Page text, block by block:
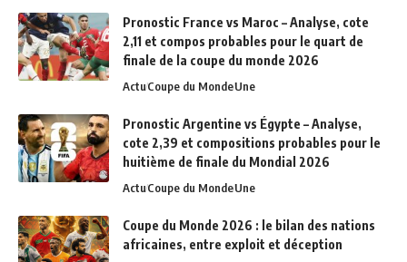
Pronostic France vs Maroc – Analyse, cote
2,11 et compos probables pour le quart de
finale de la coupe du monde 2026
ActuCoupe du MondeUne
Pronostic Argentine vs Égypte – Analyse,
cote 2,39 et compositions probables pour le
huitième de finale du Mondial 2026
ActuCoupe du MondeUne
Coupe du Monde 2026 : le bilan des nations
africaines, entre exploit et déception